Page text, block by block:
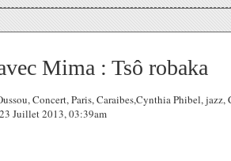
Mima : Tsô robaka
Concert, Paris, Caraibes,Cynthia Phibel, jazz,
Juillet 2013, 03:39am